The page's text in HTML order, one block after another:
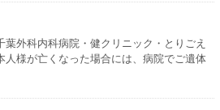
外科内科病院・健クリニック・とりごえ
様が亡くなった場合には、病院でご遺体